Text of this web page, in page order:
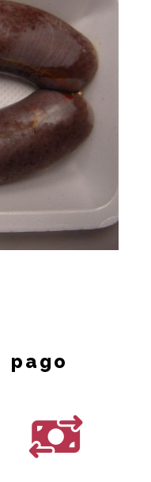
pago